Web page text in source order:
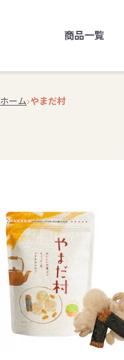
商品一覧
ホーム やまだ村